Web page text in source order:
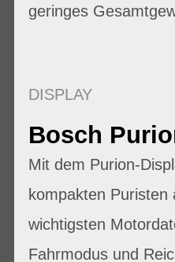
geringes
DISPLAY
Bosch
Mit dem Purion-
kompakten Puristen
wichtigsten
Fahrmodus und